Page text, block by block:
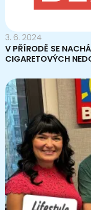
3. 6. 2024
V PŘÍRODĚ SE
CIGARETOVÝCH